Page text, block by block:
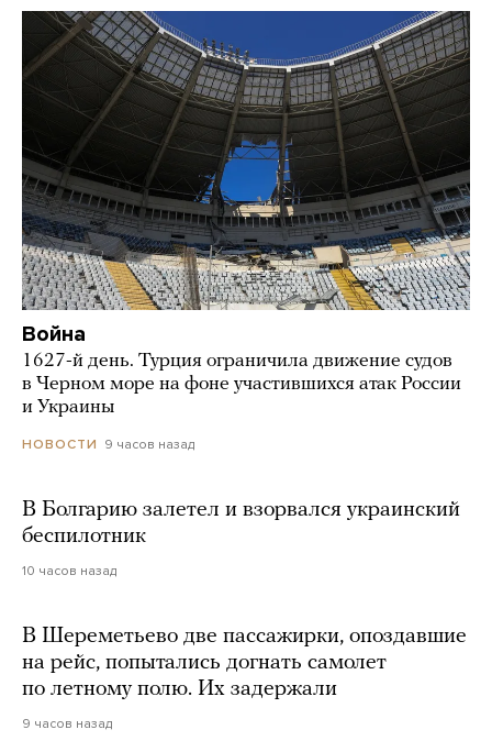
Война
1627-й день. Турция ограничила движение судов
в Черном море на фоне участившихся атак России
и Украины
НОВОСТИ 9 часов назад
В Болгарию залетел и взорвался украинский
беспилотник
10 часов назад
В Шереметьево две пассажирки, опоздавшие
на рейс, попытались догнать самолет
по летному полю. Их задержали
9 часов назад